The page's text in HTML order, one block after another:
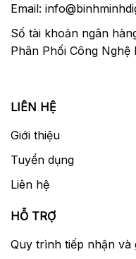
Email:
Số tài khoản ngân
Phân Phối Công
LIÊN HỆ
Giới thiệu
Tuyển dụng
Liên hệ
HỖ TRỢ
Quy trình tiếp nhận và